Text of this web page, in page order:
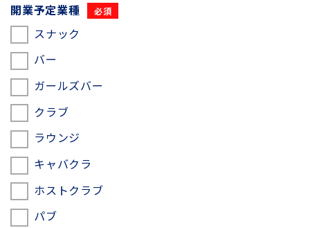
開業予定業種
スナック
バー
ガールズバー
クラブ
ラウンジ
キャバクラ
ホストクラブ
パブ